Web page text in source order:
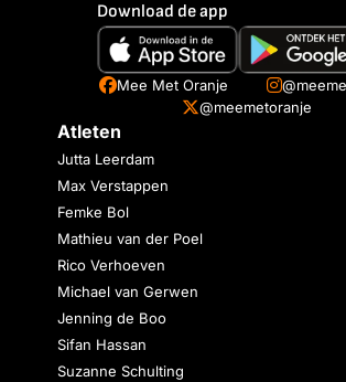
Download de app
Mee Met Oranje
@meemetoranje
Atleten
Jutta Leerdam
Max Verstappen
Femke Bol
Mathieu van der Poel
Rico Verhoeven
Michael van Gerwen
Jenning de Boo
Sifan Hassan
Suzanne Schulting